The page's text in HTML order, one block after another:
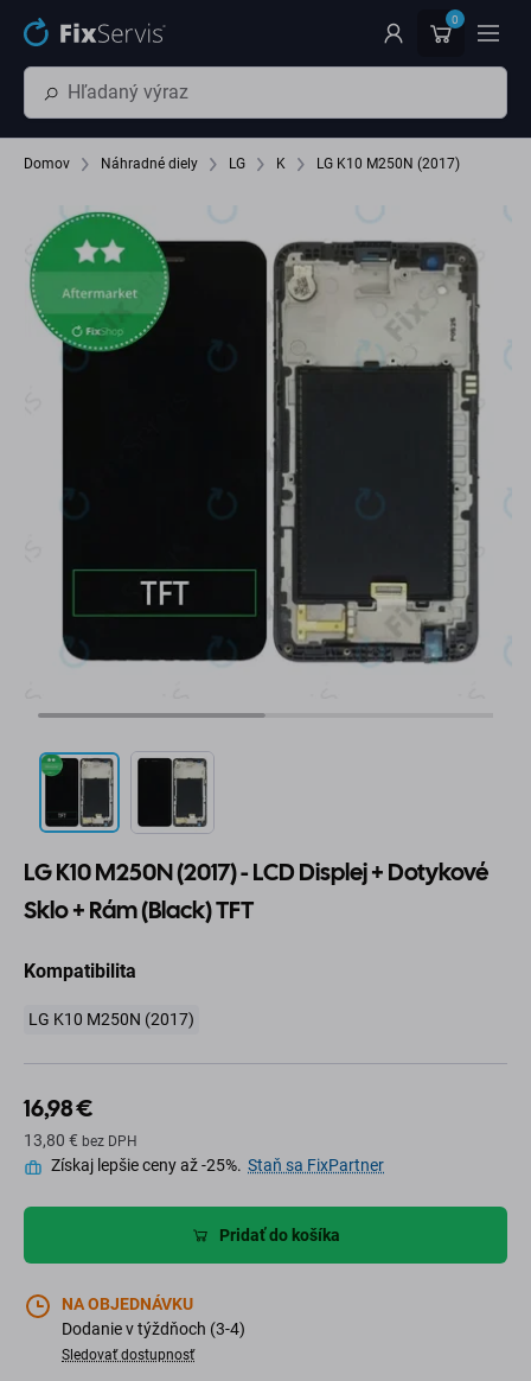
Preskočiť na hlavný obsah 0
Domov Náhradné diely LG K LG K10 M250N (2017)
LG K10 M250N (2017) - LCD Displej + Dotykové
Sklo + Rám (Black) TFT
Kompatibilita
LG K10 M250N (2017)
16,98 €
13,80 € bez DPH
Získaj lepšie ceny až -25%. Staň sa FixPartner
Pridať do košíka
NA OBJEDNÁVKU
Dodanie v týždňoch (3-4)
Sledovať dostupnosť